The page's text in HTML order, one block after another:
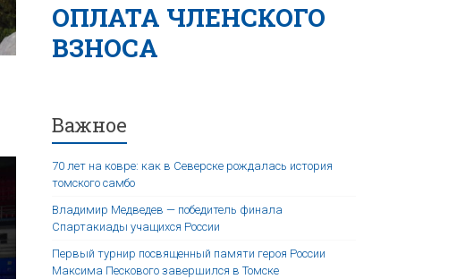
ОПЛАТА ЧЛЕНСКОГО
ВЗНОСА
Важное
70 лет на ковре: как в Северске рождалась история
томского самбо
Владимир Медведев — победитель финала
Спартакиады учащихся России
Первый турнир посвященный памяти героя России
Максима Пескового завершился в Томске